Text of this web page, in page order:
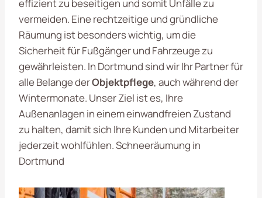
effizient zu beseitigen und somit Unfälle zu
vermeiden. Eine rechtzeitige und gründliche
Räumung ist besonders wichtig, um die
Sicherheit für Fußgänger und Fahrzeuge zu
gewährleisten. In Dortmund sind wir Ihr Partner für
alle Belange derObjektpflege, auch während der
Wintermonate. Unser Ziel ist es, Ihre
Außenanlagen in einem einwandfreien Zustand
zu halten, damit sich Ihre Kunden und Mitarbeiter
jederzeit wohlfühlen. Schneeräumung in
Dortmund